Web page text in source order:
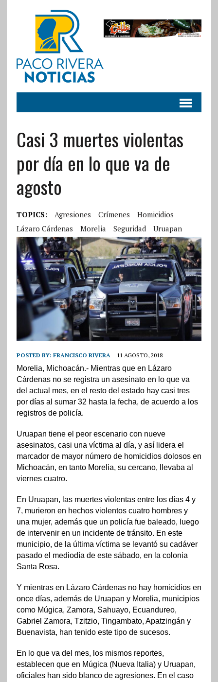
Casi 3 muertes violentas
por día en lo que va de
agosto
TOPICS: Agresiones Crímenes
Homicidios
Lázaro Cárdenas
Morelia Seguridad Uruapan
POSTED BY: FRANCISCO RIVERA 11 AGOSTO, 2018
Morelia, Michoacán.- Mientras que en Lázaro
Cárdenas no se registra un asesinato en lo que va
del actual mes, en el resto del estado hay casi tres
por días al sumar 32 hasta la fecha, de acuerdo a los
registros de policía.
Uruapan tiene el peor escenario con nueve
asesinatos, casi una víctima al día, y así lidera el
marcador de mayor número de homicidios dolosos en
Michoacán, en tanto Morelia, su cercano, llevaba al
viernes cuatro.
En Uruapan, las muertes violentas entre los días 4 y
7, murieron en hechos violentos cuatro hombres y
una mujer, además que un policía fue baleado, luego
de intervenir en un incidente de tránsito. En este
municipio, de la última víctima se levantó su cadáver
pasado el mediodía de este sábado, en la colonia
Santa Rosa.
Y mientras en Lázaro Cárdenas no hay homicidios en
once días, además de Uruapan y Morelia, municipios
como Múgica, Zamora, Sahuayo, Ecuandureo,
Gabriel Zamora, Tzitzio, Tingambato, Apatzingán y
Buenavista, han tenido este tipo de sucesos.
En lo que va del mes, los mismos reportes,
establecen que en Múgica (Nueva Italia) y Uruapan,
oficiales han sido blanco de agresiones. En el caso